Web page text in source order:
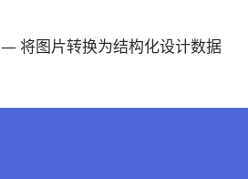
— 将图片转换为结构化设计数据